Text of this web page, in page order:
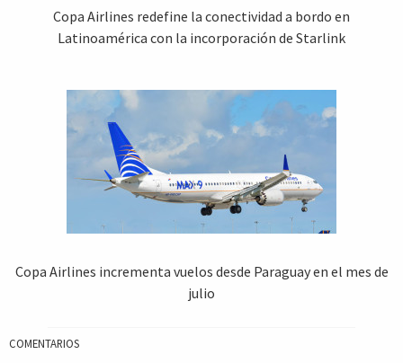
Copa Airlines redefine la conectividad a bordo en
Latinoamérica con la incorporación de Starlink
Copa Airlines incrementa vuelos desde Paraguay en el mes de
julio
COMENTARIOS